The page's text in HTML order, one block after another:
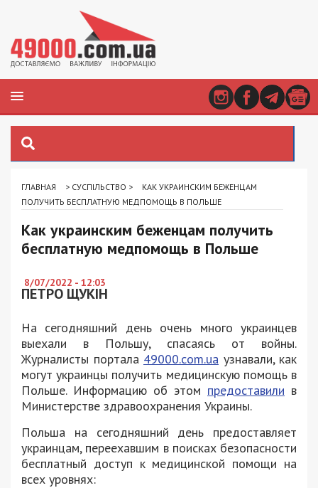
ГЛАВНАЯ > СУСПІЛЬСТВО >
КАК УКРАИНСКИМ БЕЖЕНЦАМ
ПОЛУЧИТЬ БЕСПЛАТНУЮ МЕДПОМОЩЬ В ПОЛЬШЕ
Как украинским беженцам получить
бесплатную медпомощь в Польше
8/07/2022 - 12:03
ПЕТРО ЩУКІН
На сегодняшний день очень много украинцев
выехали в Польшу, спасаясь от войны.
Журналисты портала 49000.com.ua узнавали, как
могут украинцы получить медицинскую помощь в
Польше. Информацию об этом предоставили в
Министерстве здравоохранения Украины.
Польша на сегодняшний день предоставляет
украинцам, переехавшим в поисках безопасности
бесплатный доступ к медицинской помощи на
всех уровнях: